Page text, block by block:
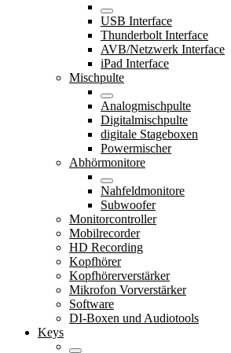
USB Interface
Thunderbolt Interface
AVB/Netzwerk Interface
iPad Interface
Mischpulte
Analogmischpulte
Digitalmischpulte
digitale Stageboxen
Powermischer
Abhörmonitore
Nahfeldmonitore
Subwoofer
Monitorcontroller
Mobilrecorder
HD Recording
Kopfhörer
Kopfhörerverstärker
Mikrofon Vorverstärker
Software
DI-Boxen und Audiotools
Keys